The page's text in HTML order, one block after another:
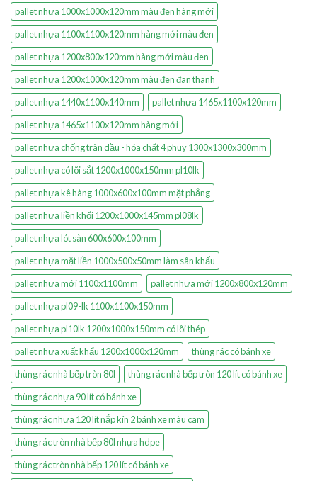
pallet nhựa 1000x1000x120mm màu đen hàng mới
pallet nhựa 1100x1100x120mm hàng mới màu đen
pallet nhựa 1200x800x120mm hàng mới màu đen
pallet nhựa 1200x1000x120mm màu đen đan thanh
pallet nhựa 1440x1100x140mm
pallet nhựa 1465x1100x120mm
pallet nhựa 1465x1100x120mm hàng mới
pallet nhựa chống tràn dầu - hóa chất 4 phuy 1300x1300x300mm
pallet nhựa có lõi sắt 1200x1000x150mm pl10lk
pallet nhựa kê hàng 1000x600x100mm mặt phẳng
pallet nhựa liền khối 1200x1000x145mm pl08lk
pallet nhựa lót sàn 600x600x100mm
pallet nhựa mặt liền 1000x500x50mm làm sân khấu
pallet nhựa mới 1100x1100mm
pallet nhựa mới 1200x800x120mm
pallet nhựa pl09-lk 1100x1100x150mm
pallet nhựa pl10lk 1200x1000x150mm có lõi thép
pallet nhựa xuất khẩu 1200x1000x120mm
thùng rác có bánh xe
thùng rác nhà bếp tròn 80l
thùng rác nhà bếp tròn 120 lít có bánh xe
thùng rác nhựa 90 lít có bánh xe
thùng rác nhựa 120 lít nắp kín 2 bánh xe màu cam
thùng rác tròn nhà bếp 80l nhựa hdpe
thùng rác tròn nhà bếp 120 lít có bánh xe